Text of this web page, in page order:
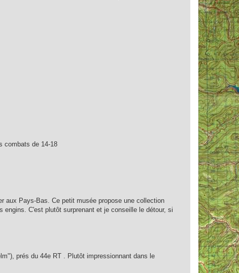
combats de 14-18
aux Pays-Bas. Ce petit musée propose une collection
C'est plutôt surprenant et je conseille le détour, si
prés du 44e RT . Plutôt impressionnant dans le